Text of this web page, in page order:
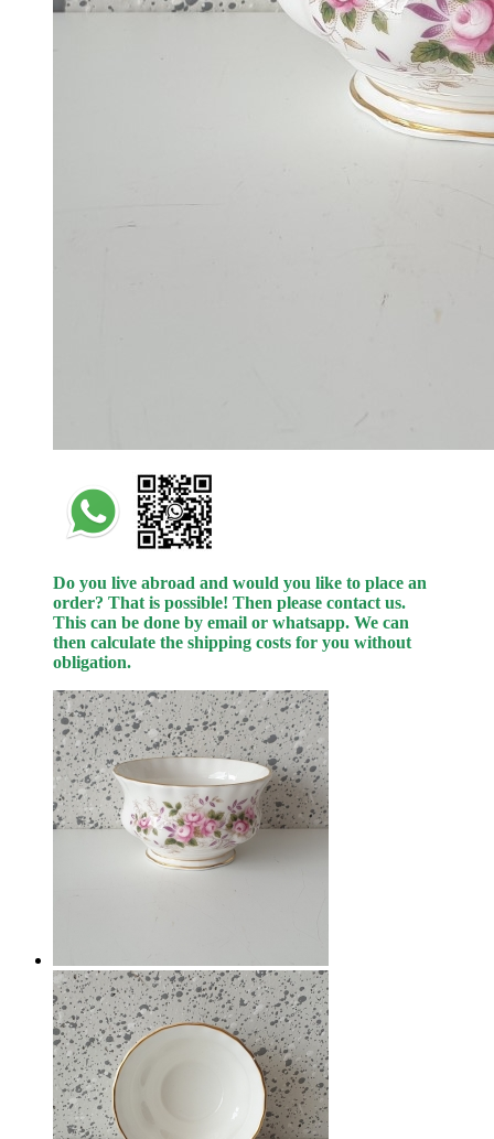
Do you live abroad and would you like to place an
order? That is possible! Then please contact us.
This can be done by email or whatsapp. We can
then calculate the shipping costs for you without
obligation.